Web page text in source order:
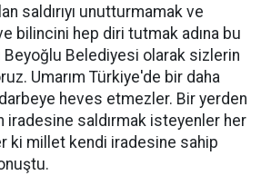
saldırıyı unutturmamak ve
bilincini hep diri tutmak adına bu
Belediyesi olarak sizlerin
Umarım Türkiye'de bir daha
heves etmezler. Bir yerden
iradesine saldırmak isteyenler her
ki millet kendi iradesine sahip